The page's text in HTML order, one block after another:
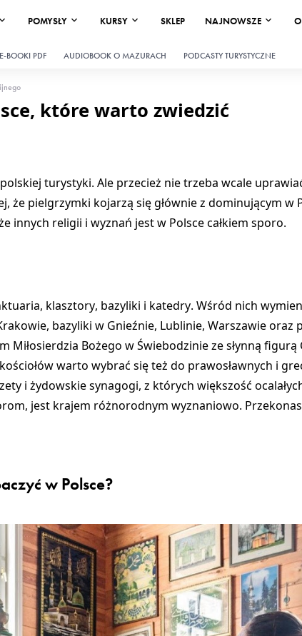
POMYSŁY KURSY SKLEP NAJNOWSZE
E-BOOKI PDF AUDIOBOOK O MAZURACH PODCASTY TURYSTYCZNE
które warto zwiedzić
turystyki. Ale przecież nie trzeba wcale
że pielgrzymki kojarzą się głównie z dominującym w
innych religii i wyznań jest w Polsce całkiem sporo.
, klasztory, bazyliki i katedry. Wśród nich
, bazyliki w Gnieźnie, Lublinie, Warszawieoraz
Miłosierdzia Bożego w Świebodzinieze słynną figurą
warto wybrać się też do prawosławnych i
i żydowskie synagogi, z których większość
jest krajem różnorodnym wyznaniowo.
w Polsce?